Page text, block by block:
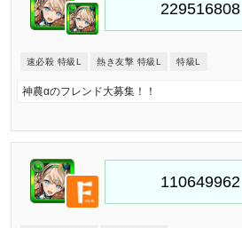
速必殺 特級L 熱き友撃 特級L 特級L
神農αのフレンド大募集！！